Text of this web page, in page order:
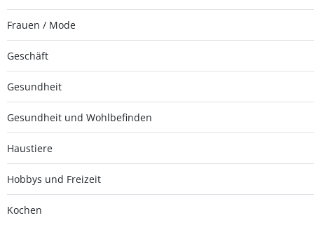
Frauen / Mode
Geschäft
Gesundheit
Gesundheit und Wohlbefinden
Haustiere
Hobbys und Freizeit
Kochen